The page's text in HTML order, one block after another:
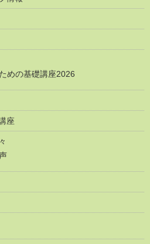
めの基礎講座2026
座